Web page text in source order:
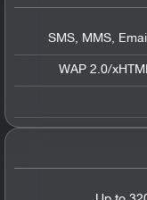
SMS, MMS,
WAP 2.0/